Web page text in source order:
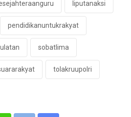
liputanaksi
pendidikanuntukrakyat
sobatlima
tolakruupolri